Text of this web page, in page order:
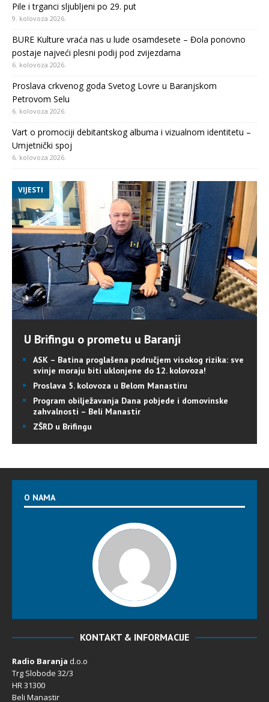
Pile i trganci sljubljeni po 29. put
9. kolovoza 2026.
BURE Kulture vraća nas u lude osamdesete – Đola ponovno
postaje najveći plesni podij pod zvijezdama
6. kolovoza 2026.
Proslava crkvenog goda Svetog Lovre u Baranjskom
Petrovom Selu
6. kolovoza 2026.
Vart o promociji debitantskog albuma i vizualnom identitetu –
Umjetnički spoj
6. kolovoza 2026.
VIJESTI
U Brifingu o prometu u Baranji
ASK – Batina proglašena područjem visokog rizika: sve
svinje moraju biti uklonjene do 12. kolovoza!
Proslava 5. kolovoza u Belom Manastiru
Program obilježavanja Dana pobjede i domovinske
zahvalnosti – Beli Manastir
ZŠRD u Brifingu
O NAMA
KONTAKT & INFORMACIJE
Radio Baranja d.o.o
Trg Slobode 32/3
HR 31300
Beli Manastir